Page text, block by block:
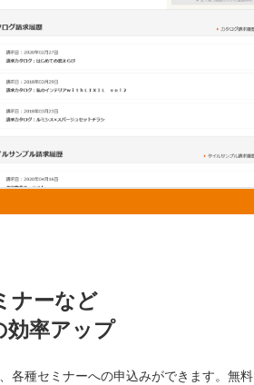
ナーなど
効率アップ
各種セミナーへの申込みができます。無料